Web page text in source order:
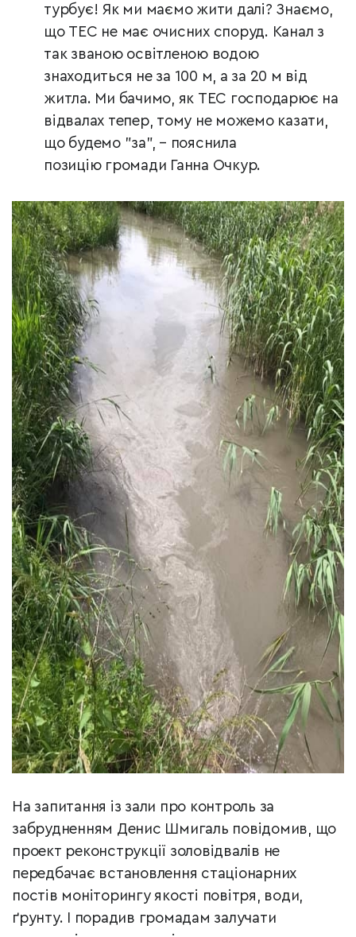
турбує! Як ми маємо жити далі? Знаємо,
що ТЕС не має очисних споруд. Канал з
так званою освітленою водою
знаходиться не за 100 м, а за 20 м від
житла. Ми бачимо, як ТЕС господарює на
відвалах тепер, тому не можемо казати,
що будемо "за", – пояснила
позицію громади Ганна Очкур.
На запитання із зали про контроль за
забрудненням Денис Шмигаль повідомив, що
проект реконструкції золовідвалів не
передбачає встановлення стаціонарних
постів моніторингу якості повітря, води,
ґрунту. І порадив громадам залучати